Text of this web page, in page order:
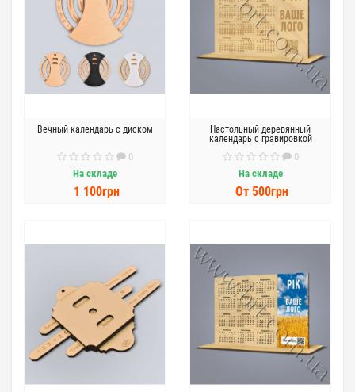
Вечный календарь с диском
0
На складе
1 100грн
Настольный деревянный
календарь с гравировкой
0
На складе
От 500грн